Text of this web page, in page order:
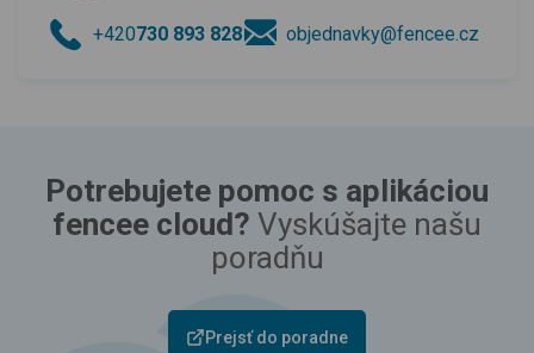
+420730 893 828 objednavky@fencee.cz
Potrebujete pomoc s aplikáciou
fencee cloud? Vyskúšajte našu
poradňu
Prejsť do poradne